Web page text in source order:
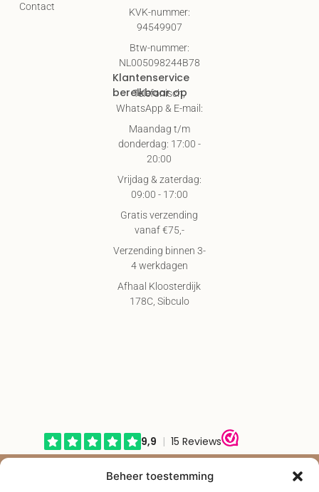
Beheer toestemming
Contact
KVK-nummer:
94549907
Btw-nummer:
NL005098244B78
Klantenservice
bereikbaar op
Telefonisch,
WhatsApp & E-mail:
Maandag t/m
donderdag: 17:00 -
20:00
Vrijdag & zaterdag:
09:00 - 17:00
Gratis verzending
vanaf €75,-
Verzending binnen 3-
4 werkdagen
Afhaal Kloosterdijk
178C, Sibculo
© Shape2you All Rights Reserved.